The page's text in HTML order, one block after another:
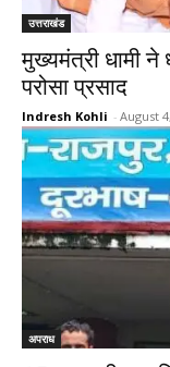
उत्तराखंड
मुख्यमंत्री धामी
परोसा प्रसाद
Indresh Kohli - August
अपराध